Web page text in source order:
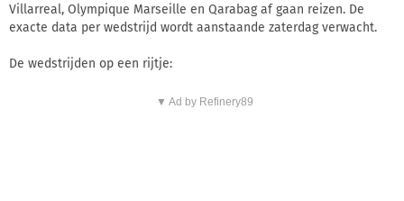
Villarreal, Olympique Marseille en Qarabag af gaan reizen. De
exacte data per wedstrijd wordt aanstaande zaterdag verwacht.
De wedstrijden op een rijtje:
▼ Ad by Refinery89